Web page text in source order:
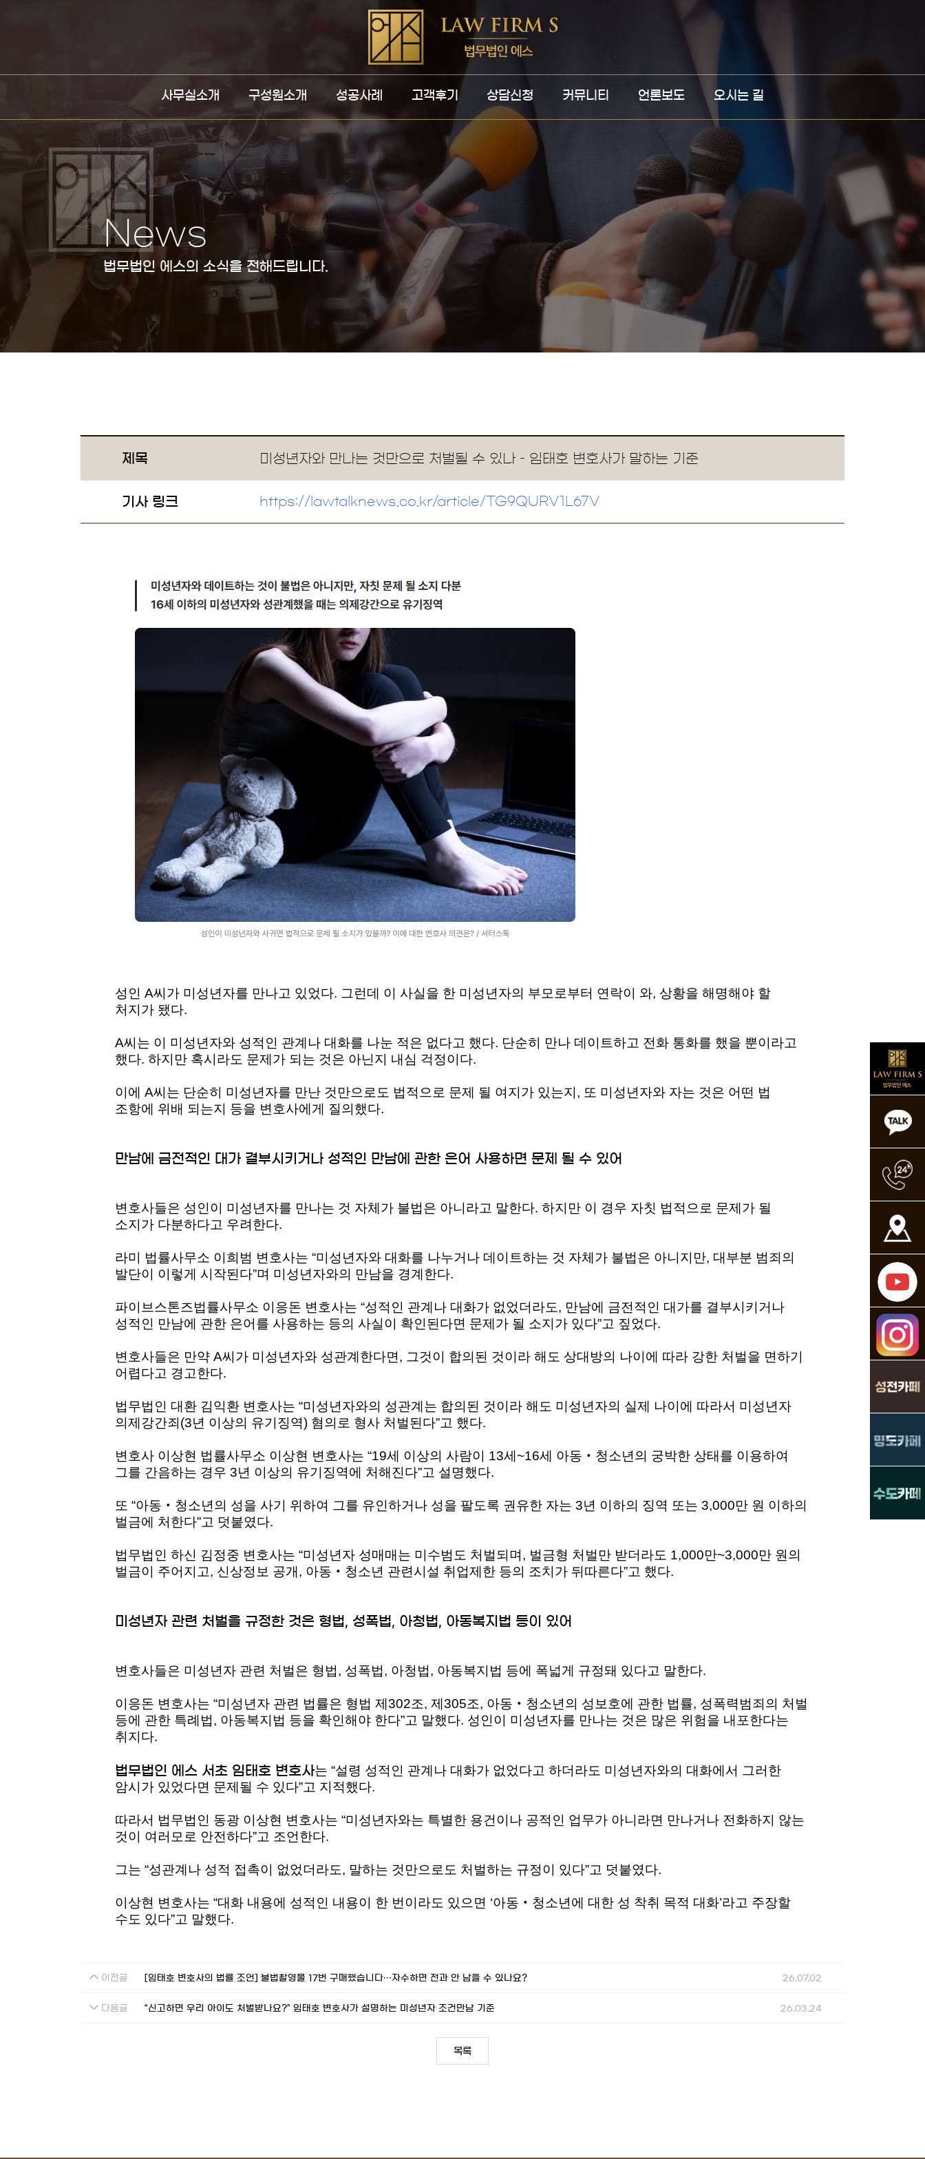
사무실소개 구성원소개 성공사례 고객후기 상담신청 커뮤니티 언론보도 오시는 길
News
법무법인 에스의 소식을 전해드립니다.
제목 미성년자와 만나는 것만으로 처벌될 수 있나 – 임태호 변호사가 말하는 기준
기사 링크 https://lawtalknews.co.kr/article/TG9QURV1L67V
성인 A씨가 미성년자를 만나고 있었다. 그런데 이 사실을 한 미성년자의 부모로부터 연락이 와, 상황을 해명해야 할
처지가 됐다.
A씨는 이 미성년자와 성적인 관계나 대화를 나눈 적은 없다고 했다. 단순히 만나 데이트하고 전화 통화를 했을 뿐이라고
했다. 하지만 혹시라도 문제가 되는 것은 아닌지 내심 걱정이다.
이에 A씨는 단순히 미성년자를 만난 것만으로도 법적으로 문제 될 여지가 있는지, 또 미성년자와 자는 것은 어떤 법
조항에 위배 되는지 등을 변호사에게 질의했다.
만남에 금전적인 대가 결부시키거나 성적인 만남에 관한 은어 사용하면 문제 될 수 있어
변호사들은 성인이 미성년자를 만나는 것 자체가 불법은 아니라고 말한다. 하지만 이 경우 자칫 법적으로 문제가 될
소지가 다분하다고 우려한다.
라미 법률사무소 이희범 변호사는 “미성년자와 대화를 나누거나 데이트하는 것 자체가 불법은 아니지만, 대부분 범죄의
발단이 이렇게 시작된다”며 미성년자와의 만남을 경계한다.
파이브스톤즈법률사무소 이응돈 변호사는 “성적인 관계나 대화가 없었더라도, 만남에 금전적인 대가를 결부시키거나
성적인 만남에 관한 은어를 사용하는 등의 사실이 확인된다면 문제가 될 소지가 있다”고 짚었다.
변호사들은 만약 A씨가 미성년자와 성관계한다면, 그것이 합의된 것이라 해도 상대방의 나이에 따라 강한 처벌을 면하기
어렵다고 경고한다.
법무법인 대환 김익환 변호사는 “미성년자와의 성관계는 합의된 것이라 해도 미성년자의 실제 나이에 따라서 미성년자
의제강간죄(3년 이상의 유기징역) 혐의로 형사 처벌된다”고 했다.
변호사 이상현 법률사무소 이상현 변호사는 “19세 이상의 사람이 13세~16세 아동‧청소년의 궁박한 상태를 이용하여
그를 간음하는 경우 3년 이상의 유기징역에 처해진다”고 설명했다.
또 “아동‧청소년의 성을 사기 위하여 그를 유인하거나 성을 팔도록 권유한 자는 3년 이하의 징역 또는 3,000만 원 이하의
벌금에 처한다”고 덧붙였다.
법무법인 하신 김정중 변호사는 “미성년자 성매매는 미수범도 처벌되며, 벌금형 처벌만 받더라도 1,000만~3,000만 원의
벌금이 주어지고, 신상정보 공개, 아동‧청소년 관련시설 취업제한 등의 조치가 뒤따른다”고 했다.
미성년자 관련 처벌을 규정한 것은 형법, 성폭법, 아청법, 아동복지법 등이 있어
변호사들은 미성년자 관련 처벌은 형법, 성폭법, 아청법, 아동복지법 등에 폭넓게 규정돼 있다고 말한다.
이응돈 변호사는 “미성년자 관련 법률은 형법 제302조, 제305조, 아동‧청소년의 성보호에 관한 법률, 성폭력범죄의 처벌
등에 관한 특례법, 아동복지법 등을 확인해야 한다”고 말했다. 성인이 미성년자를 만나는 것은 많은 위험을 내포한다는
취지다.
법무법인 에스 서초 임태호 변호사는 “설령 성적인 관계나 대화가 없었다고 하더라도 미성년자와의 대화에서 그러한
암시가 있었다면 문제될 수 있다”고 지적했다.
따라서 법무법인 동광 이상현 변호사는 “미성년자와는 특별한 용건이나 공적인 업무가 아니라면 만나거나 전화하지 않는
것이 여러모로 안전하다”고 조언한다.
그는 “성관계나 성적 접촉이 없었더라도, 말하는 것만으로도 처벌하는 규정이 있다”고 덧붙였다.
이상현 변호사는 “대화 내용에 성적인 내용이 한 번이라도 있으면 ‘아동‧청소년에 대한 성 착취 목적 대화’라고 주장할
수도 있다”고 말했다.
이전글 [임태호 변호사의 법률 조언] 불법촬영물 17번 구매했습니다…자수하면 전과 안 남을 수 있나요? 26.07.02
다음글 “신고하면 우리 아이도 처벌받나요?” 임태호 변호사가 설명하는 미성년자 조건만남 기준 26.03.24
목록